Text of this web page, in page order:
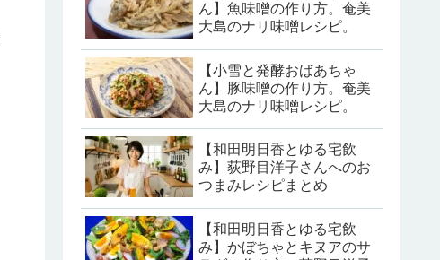
ん】魚味噌の作り方。奄美
大島のナリ味噌レシピ。
【小雪と発酵おばあちゃ
ん】豚味噌の作り方。奄美
大島のナリ味噌レシピ。
【和田明日香とゆる宅飲
み】荻野目洋子さんへのお
つまみレシピまとめ
【和田明日香とゆる宅飲
み】かぼちゃとキヌアのサ